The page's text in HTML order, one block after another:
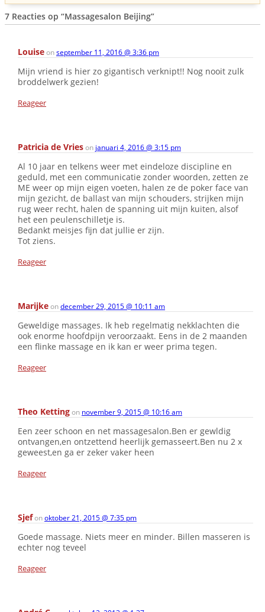
7 Reacties op “Massagesalon Beijing”
Louiseonseptember 11, 2016 @ 3:36 pm
Mijn vriend is hier zo gigantisch verknipt!! Nog nooit zulk
broddelwerk gezien!
Reageer
Patricia de Vrieson januari 4, 2016 @ 3:15 pm
Al 10 jaar en telkens weer met eindeloze discipline en
geduld, met een communicatie zonder woorden, zetten ze
ME weer op mijn eigen voeten, halen ze de poker face van
mijn gezicht, de ballast van mijn schouders, strijken mijn
rug weer recht, halen de spanning uit mijn kuiten, alsof
het een peulenschilletje is.
Bedankt meisjes fijn dat jullie er zijn.
Tot ziens.
Reageer
Marijkeondecember 29, 2015 @ 10:11 am
Geweldige massages. Ik heb regelmatig nekklachten die
ook enorme hoofdpijn veroorzaakt. Eens in de 2 maanden
een flinke massage en ik kan er weer prima tegen.
Reageer
Theo Kettingon november 9, 2015 @ 10:16 am
Een zeer schoon en net massagesalon.Ben er gewldig
ontvangen,en ontzettend heerlijk gemasseert.Ben nu 2 x
geweest,en ga er zeker vaker heen
Reageer
Sjefonoktober 21, 2015 @ 7:35 pm
Goede massage. Niets meer en minder. Billen masseren is
echter nog teveel
Reageer